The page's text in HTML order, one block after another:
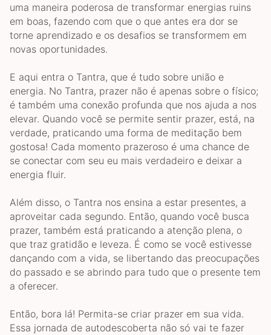
uma maneira poderosa de transformar energias ruins
em boas, fazendo com que o que antes era dor se
torne aprendizado e os desafios se transformem em
novas oportunidades.
E aqui entra o Tantra, que é tudo sobre união e
energia. No Tantra, prazer não é apenas sobre o físico;
é também uma conexão profunda que nos ajuda a nos
elevar. Quando você se permite sentir prazer, está, na
verdade, praticando uma forma de meditação bem
gostosa! Cada momento prazeroso é uma chance de
se conectar com seu eu mais verdadeiro e deixar a
energia fluir.
Além disso, o Tantra nos ensina a estar presentes, a
aproveitar cada segundo. Então, quando você busca
prazer, também está praticando a atenção plena, o
que traz gratidão e leveza. É como se você estivesse
dançando com a vida, se libertando das preocupações
do passado e se abrindo para tudo que o presente tem
a oferecer.
Então, bora lá! Permita-se criar prazer em sua vida.
Essa jornada de autodescoberta não só vai te fazer